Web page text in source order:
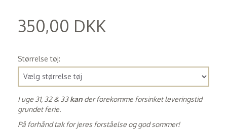
350,00 DKK
Størrelse tøj:
I uge 31, 32 & 33kan der forekomme forsinket leveringstid
grundet ferie.
På forhånd tak for jeres forståelse og god sommer!